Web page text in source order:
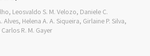
Leosvaldo S. M. Velozo, Daniele C.
Alves, Helena A. A. Siqueira, Girlaine P. Silva,
R. M. Gayer